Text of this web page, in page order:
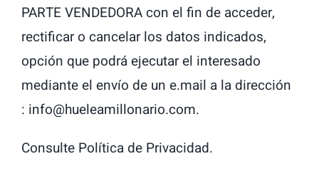
PARTE VENDEDORA con el fin de acceder,
rectificar o cancelar los datos indicados,
opción que podrá ejecutar el interesado
mediante el envío de un e.mail a la dirección
: info@hueleamillonario.com.
Consulte Política de Privacidad.